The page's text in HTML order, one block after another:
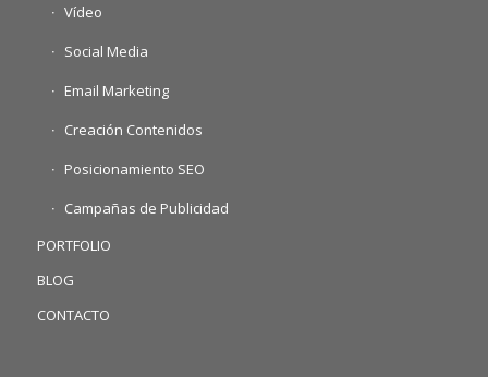
Vídeo
Social Media
Email Marketing
Creación Contenidos
Posicionamiento SEO
Campañas de Publicidad
PORTFOLIO
BLOG
CONTACTO